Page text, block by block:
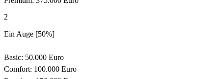
2
Ein Auge [50%]
Basic: 50.000 Euro
Comfort: 100.000 Euro